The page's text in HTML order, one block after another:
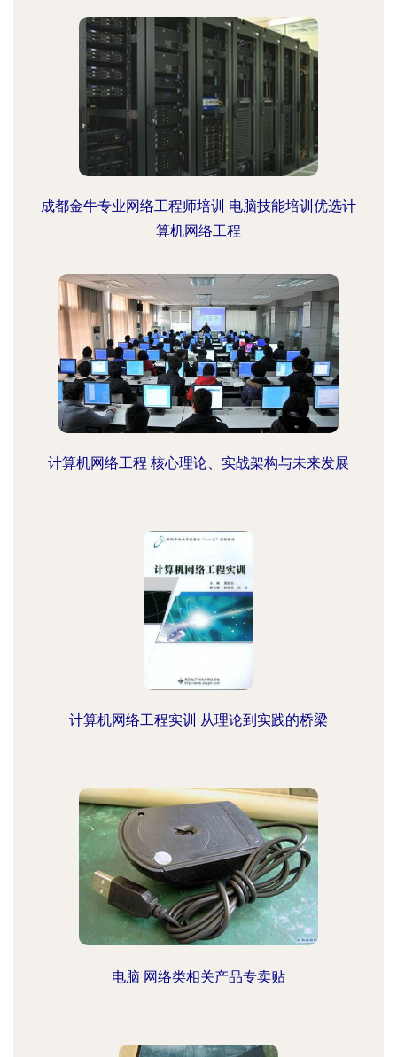
成都金牛专业网络工程师培训 电脑技能培训优选计
算机网络工程
计算机网络工程 核心理论、实战架构与未来发展
计算机网络工程实训 从理论到实践的桥梁
电脑 网络类相关产品专卖贴